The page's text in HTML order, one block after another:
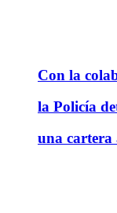
Con la
la Policía
una